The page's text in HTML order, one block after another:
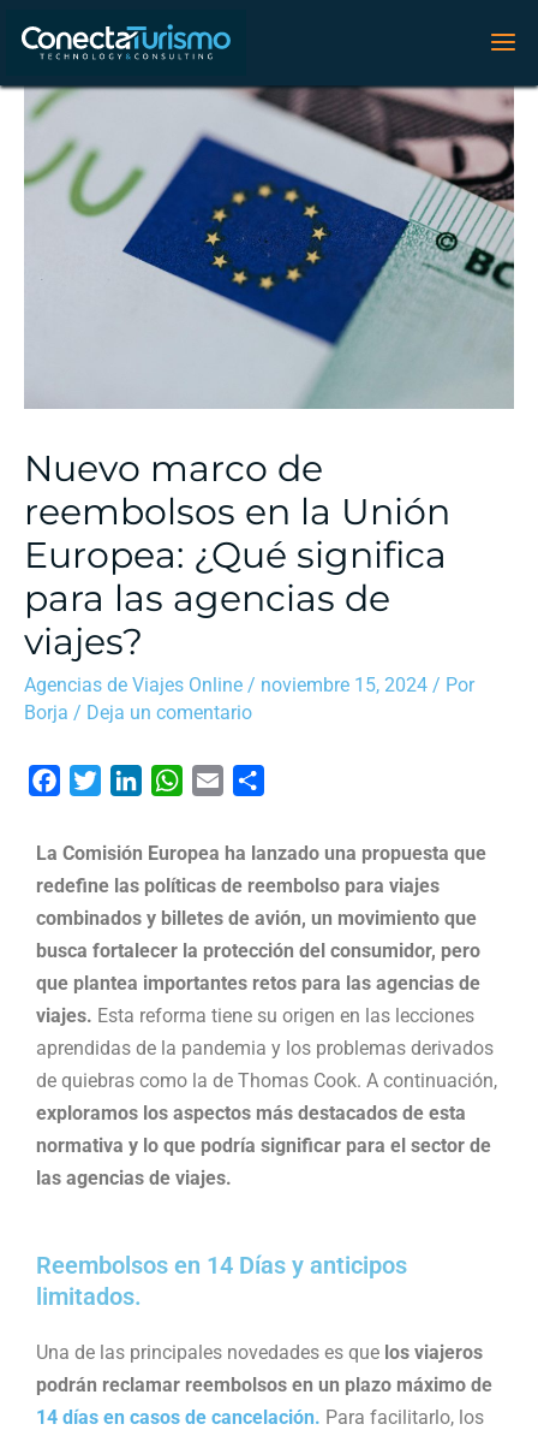
Nuevo marco de
reembolsos en la Unión
Europea: ¿Qué significa
para las agencias de
viajes?
Agencias de Viajes Online / noviembre 15, 2024 / Por
Borja / Deja un comentario
c
e
i
n
d
W
t
s
a
r
La Comisión Europea ha lanzado una propuesta que
redefine las políticas de reembolso para viajes
combinados y billetes de avión, un movimiento que
busca fortalecer la protección del consumidor, pero
que plantea importantes retos para las agencias de
viajes. Esta reforma tiene su origen en las lecciones
aprendidas de la pandemia y los problemas derivados
de quiebras como la de Thomas Cook. A continuación,
exploramos los aspectos más destacados de esta
normativa y lo que podría significar para el sector de
las agencias de viajes.
Reembolsos en 14 Días y anticipos
limitados.
Una de las principales novedades es que los viajeros
podrán reclamar reembolsos en un plazo máximo de
14 días en casos de cancelación. Para facilitarlo, los